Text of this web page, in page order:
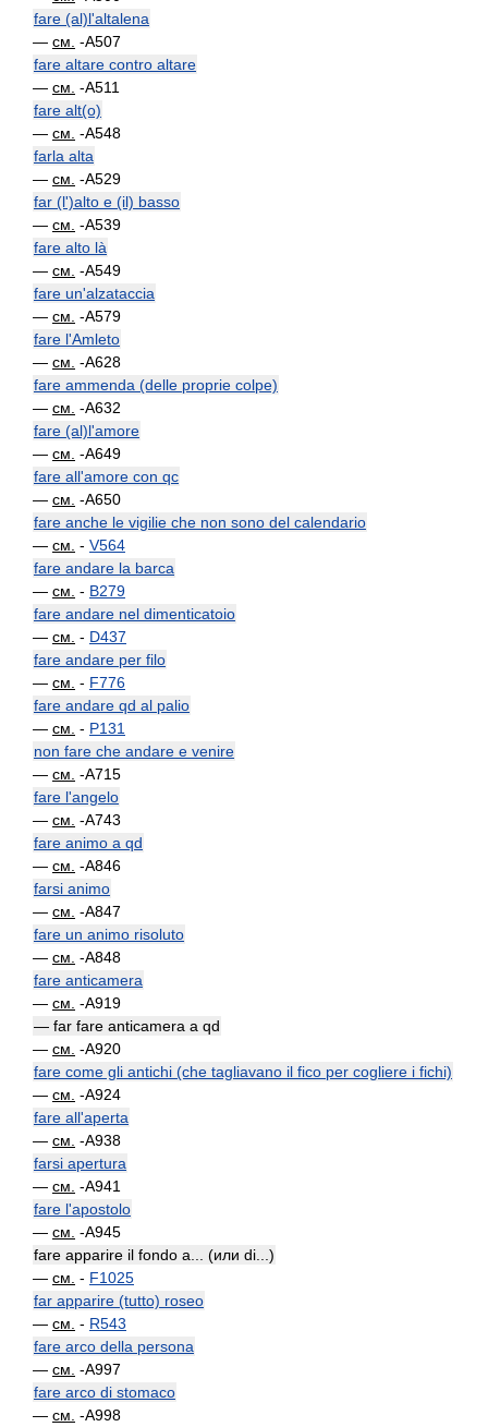
fare (al)l'altalena
— см. -A507
fare altare contro altare
— см. -A511
fare alt(o)
— см. -A548
farla alta
— см. -A529
far (l')alto e (il) basso
— см. -A539
fare alto là
— см. -A549
fare un'alzataccia
— см. -A579
fare l'Amleto
— см. -A628
fare ammenda (delle proprie colpe)
— см. -A632
fare (al)l'amore
— см. -A649
fare all'amore con qc
— см. -A650
fare anche le vigilie che non sono del calendario
— см. - V564
fare andare la barca
— см. - B279
fare andare nel dimenticatoio
— см. - D437
fare andare per filo
— см. - F776
fare andare qd al palio
— см. - P131
non fare che andare e venire
— см. -A715
fare l'angelo
— см. -A743
fare animo a qd
— см. -A846
farsi animo
— см. -A847
fare un animo risoluto
— см. -A848
fare anticamera
— см. -A919
— far fare anticamera a qd
— см. -A920
fare come gli antichi (che tagliavano il fico per cogliere i fichi)
— см. -A924
fare all'aperta
— см. -A938
farsi apertura
— см. -A941
fare l'apostolo
— см. -A945
fare apparire il fondo a... (или di...)
— см. - F1025
far apparire (tutto) roseo
— см. - R543
fare arco della persona
— см. -A997
fare arco di stomaco
— см. -A998